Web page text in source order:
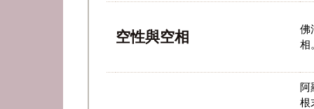
空性與空相
佛
阿
根